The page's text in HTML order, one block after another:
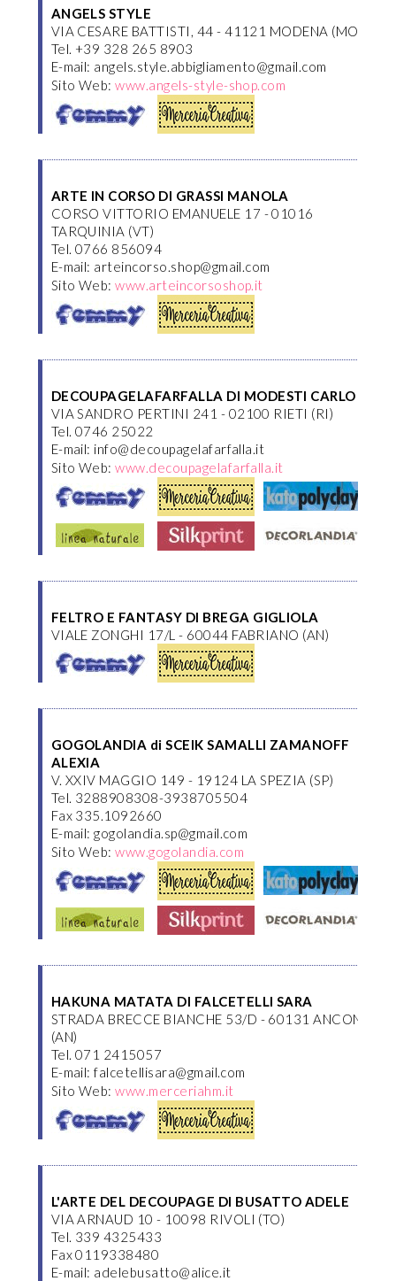
ANGELS STYLE
VIA CESARE BATTISTI, 44 - 41121 MODENA (MO)
Tel. +39 328 265 8903
E-mail: angels.style.abbigliamento@gmail.com
Sito Web:www.angels-style-shop.com
ARTE IN CORSO DI GRASSI MANOLA
CORSO VITTORIO EMANUELE 17 - 01016
TARQUINIA (VT)
Tel. 0766 856094
E-mail: arteincorso.shop@gmail.com
Sito Web:www.arteincorsoshop.it
DECOUPAGELAFARFALLA DI MODESTI CARLO
VIA SANDRO PERTINI 241 - 02100 RIETI (RI)
Tel. 0746 25022
E-mail: info@decoupagelafarfalla.it
Sito Web:www.decoupagelafarfalla.it
FELTRO E FANTASY DI BREGA GIGLIOLA
VIALE ZONGHI 17/L - 60044 FABRIANO (AN)
GOGOLANDIA di SCEIK SAMALLI ZAMANOFF
ALEXIA
V. XXIV MAGGIO 149 - 19124 LA SPEZIA (SP)
Tel. 3288908308-3938705504
Fax 335.1092660
E-mail: gogolandia.sp@gmail.com
Sito Web:www.gogolandia.com
HAKUNA MATATA DI FALCETELLI SARA
STRADA BRECCE BIANCHE 53/D - 60131 ANCONA
(AN)
Tel. 071 2415057
E-mail: falcetellisara@gmail.com
Sito Web:www.merceriahm.it
L'ARTE DEL DECOUPAGE DI BUSATTO ADELE
VIA ARNAUD 10 - 10098 RIVOLI (TO)
Tel. 339 4325433
Fax 0119338480
E-mail: adelebusatto@alice.it